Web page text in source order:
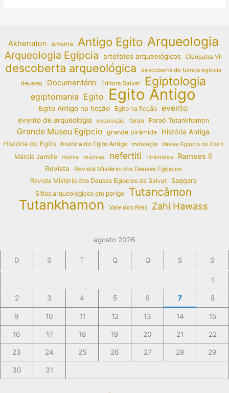
Akhenaton amarna Antigo Egito Arqueologia
Arqueologia Egípcia artefatos arqueológicos Cleópatra VII
descoberta arqueológica descoberta de tumba egípcia
deuses Documentário Editora Salvat Egiptologia
egiptomania Egito Egito Antigo
Egito Antigo na ficção Egito na ficção evento
evento de arqueologia exposição faraó Faraó Tutankhamon
Grande Museu Egípcio grande pirâmide
História Antiga
História do Egito
história do Egito Antigo mitologia Museu Egípcio do Cairo
Márcia Jamille múmia múmias nefertiti Pirâmides Ramses II
Revista
Revista Mistério dos Deuses Egípcios
Revista Mistério dos Deuses Egípcios da Salvat
Saqqara
Sítios arqueológicos em perigo
Tutancâmon
Tutankhamon Vale dos Reis Zahi Hawass
agosto 2026
D S T Q Q S S
1
2 3 4 5 6 7 8
9 10 11 12 13 14 15
16 17 18 19 20 21 22
23 24 25 26 27 28 29
30 31